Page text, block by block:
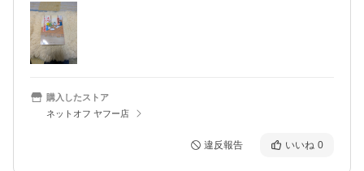
購入したストア
ネットオフ ヤフー店
違反報告 いいね 0